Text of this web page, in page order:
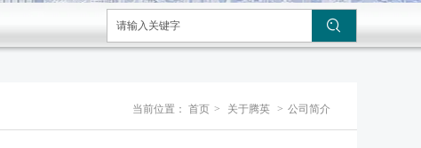
当前位置： 首页 > 关于腾英 > 公司简介